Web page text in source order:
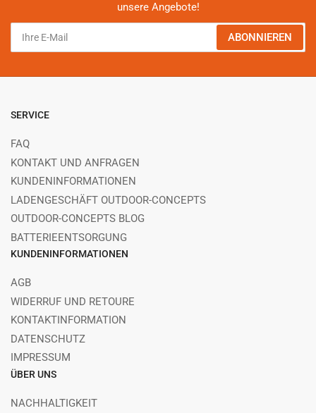
unsere Angebote!
Ihre
Mail
ABONNIEREN
SERVICE
FAQ
KONTAKT UND ANFRAGEN
KUNDENINFORMATIONEN
LADENGESCHÄFT OUTDOOR-CONCEPTS
OUTDOOR-CONCEPTS BLOG
BATTERIEENTSORGUNG
KUNDENINFORMATIONEN
AGB
WIDERRUF UND RETOURE
KONTAKTINFORMATION
DATENSCHUTZ
IMPRESSUM
ÜBER UNS
NACHHALTIGKEIT